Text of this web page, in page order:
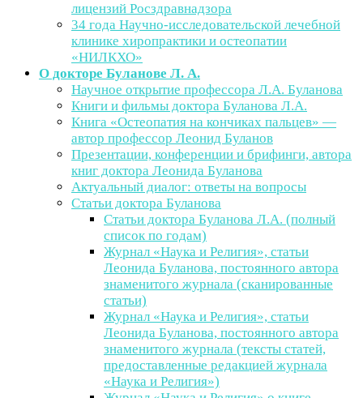
лицензий Росздравнадзора
34 года Научно-исследовательской лечебной
клинике хиропрактики и остеопатии
«НИЛКХО»
О докторе Буланове Л. А.
Научное открытие профессора Л.А. Буланова
Книги и фильмы доктора Буланова Л.А.
Книга «Остеопатия на кончиках пальцев» —
автор профессор Леонид Буланов
Презентации, конференции и брифинги, автора
книг доктора Леонида Буланова
Актуальный диалог: ответы на вопросы
Статьи доктора Буланова
Статьи доктора Буланова Л.А. (полный
список по годам)
Журнал «Наука и Религия», статьи
Леонида Буланова, постоянного автора
знаменитого журнала (сканированные
статьи)
Журнал «Наука и Религия», статьи
Леонида Буланова, постоянного автора
знаменитого журнала (тексты статей,
предоставленные редакцией журнала
«Наука и Религия»)